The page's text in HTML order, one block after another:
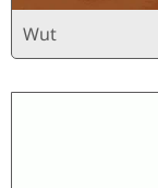
Wut